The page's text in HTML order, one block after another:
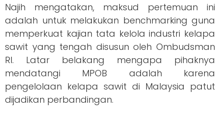
Najih mengatakan, maksud pertemuan ini
adalah untuk melakukan benchmarking guna
memperkuat kajian tata kelola industri kelapa
sawit yang tengah disusun oleh Ombudsman
RI. Latar belakang mengapa pihaknya
mendatangi MPOB adalah karena
pengelolaan kelapa sawit di Malaysia patut
dijadikan perbandingan.